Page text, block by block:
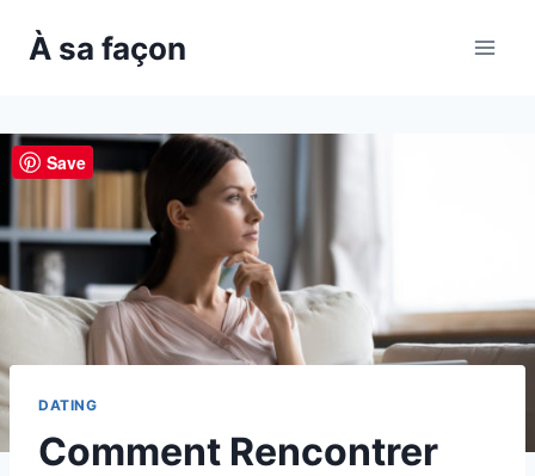
À sa façon
DATING
Comment Rencontrer
Save